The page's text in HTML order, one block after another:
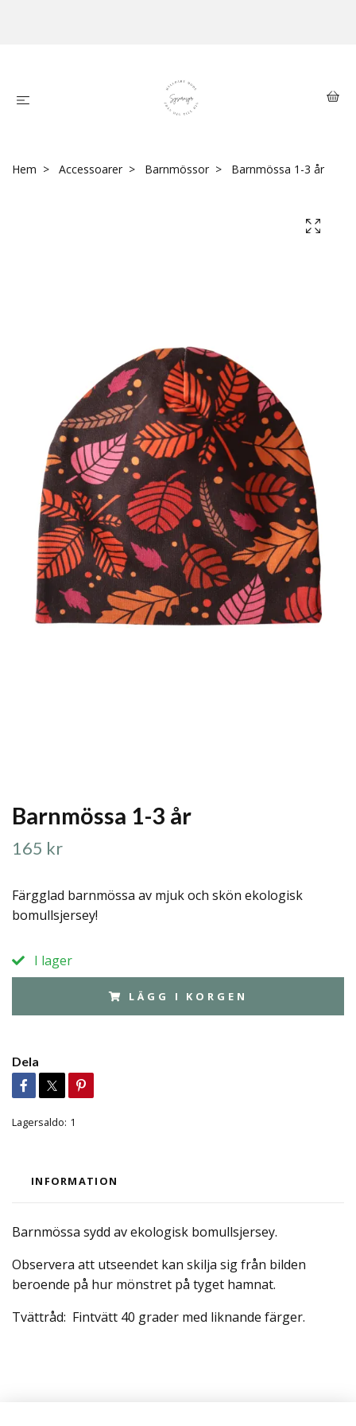
Hem Accessoarer Barnmössor Barnmössa 1-3 år
Barnmössa 1-3 år
165 kr
Färgglad barnmössa av mjuk och skön ekologisk
bomullsjersey!
I lager
LÄGG I KORGEN
Dela
Lagersaldo: 1
INFORMATION
Barnmössa sydd av ekologisk bomullsjersey.
Observera att utseendet kan skilja sig från bilden
beroende på hur mönstret på tyget hamnat.
Tvättråd: Fintvätt 40 grader med liknande färger.